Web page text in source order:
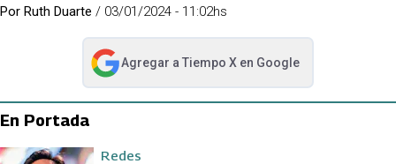
Por Ruth Duarte / 03/01/2024 - 11:02hs
Agregar a Tiempo Xen Google
abre en nueva pestaña
En Portada
Redes